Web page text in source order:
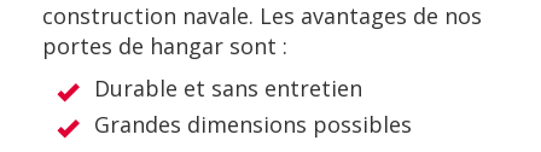
construction navale. Les avantages de nos
portes de hangar sont :
Durable et sans entretien
Grandes dimensions possibles